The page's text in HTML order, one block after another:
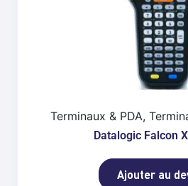
Terminaux & PDA,
Datalogic Falcon
Ajouter au